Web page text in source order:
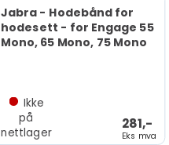
Jabra - Hodebånd for
hodesett - for Engage 55
Mono, 65 Mono, 75 Mono
281,-
Eks mva
Ikke
på
nettlager